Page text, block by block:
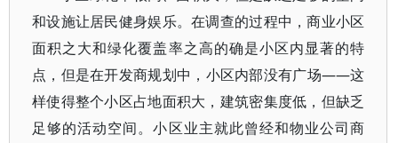
和设施让居民健身娱乐。在调查的过程中，商业小区
面积之大和绿化覆盖率之高的确是小区内显著的特
点，但是在开发商规划中，小区内部没有广场——这
样使得整个小区占地面积大，建筑密集度低，但缺乏
足够的活动空间。小区业主就此曾经和物业公司商